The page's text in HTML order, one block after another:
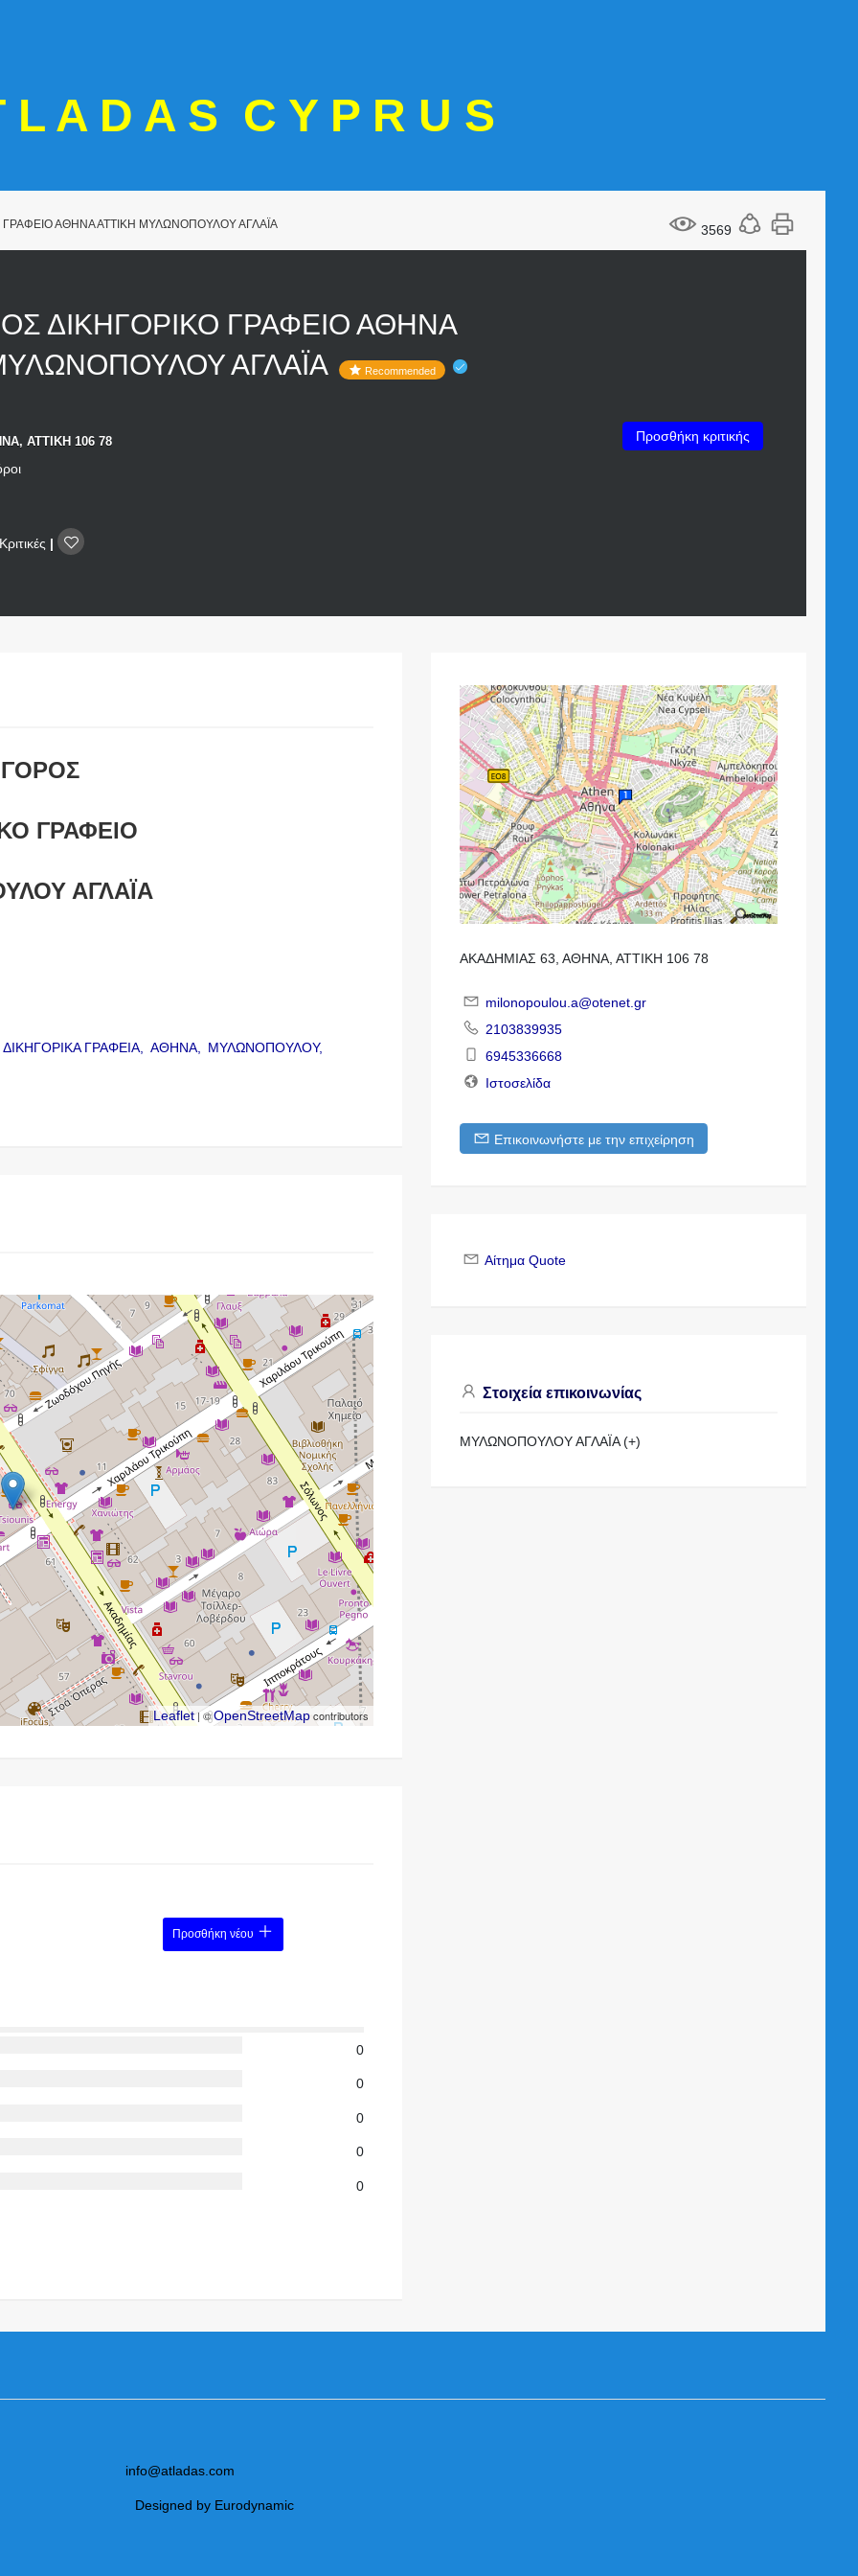
L A D A S C Y P R U S
3569
ΓΡΑΦΕΙΟ ΑΘΗΝΑ ΑΤΤΙΚΗ ΜΥΛΩΝΟΠΟΥΛΟΥ ΑΓΛΑΪΑ
ΔΙΚΗΓΟΡΙΚΟ ΓΡΑΦΕΙΟ ΑΘΗΝΑ
ΑΓΛΑΪΑ
Recommended
ΑΤΤΙΚΗ 106 78
|
Προσθήκη κριτικής
ΓΡΑΦΕΙΟ
ΑΓΛΑΪΑ
ΔΙΚΗΓΟΡΙΚΑ ΓΡΑΦΕΙΑ, ΑΘΗΝΑ, ΜΥΛΩΝΟΠΟΥΛΟΥ,
Leaflet| ©OpenStreetMapcontributors
Προσθήκη νέου
0
0
0
0
0
ΑΚΑΔΗΜΙΑΣ 63, ΑΘΗΝΑ, ΑΤΤΙΚΗ 106 78
milonopoulou.a@otenet.gr
2103839935
6945336668
Ιστοσελίδα
Επικοινωνήστε με την επιχείρηση
Αίτημα Quote
Στοιχεία επικοινωνίας
ΜΥΛΩΝΟΠΟΥΛΟΥ ΑΓΛΑΪΑ (+)
info@atladas.com
Designed by Eurodynamic